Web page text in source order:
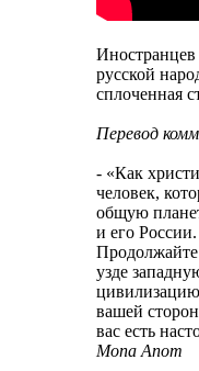
Иностранцев
русской
сплоченная
Перевод
- «Как
человек,
общую
и его
Продолжайте
узде
вашей
вас есть
Mona Anom